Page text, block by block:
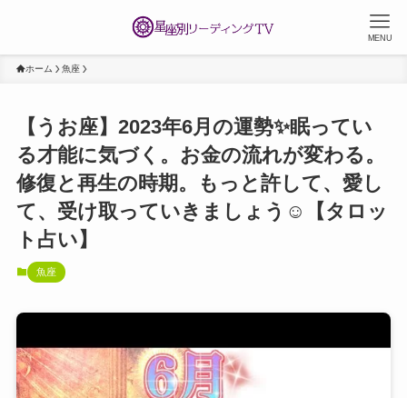
MENU
ホーム 魚座
【うお座】2023年6月の運勢✨眠ってい
る才能に気づく。お金の流れが変わる。
修復と再生の時期。もっと許して、愛し
て、受け取っていきましょう☺️【タロッ
ト占い】
魚座